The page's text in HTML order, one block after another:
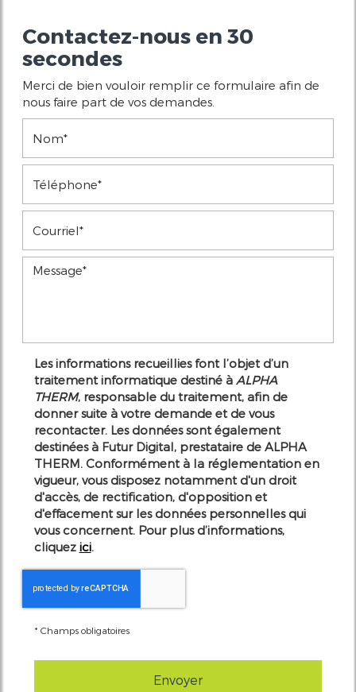
Contactez-nous en 30
secondes
Merci de bien vouloir remplir ce formulaire afin de
nous faire part de vos demandes.
Les informations recueillies font l’objet d’un
traitement informatique destiné àALPHA
THERM, responsable du traitement, afin de
donner suite à votre demande et de vous
recontacter. Les données sont également
destinées à Futur Digital, prestataire de ALPHA
THERM. Conformément à la réglementation en
vigueur, vous disposez notamment d'un droit
d'accès, de rectification, d'opposition et
d'effacement sur les données personnelles qui
vous concernent. Pour plus d’informations,
cliquez ici.
* Champs obligatoires